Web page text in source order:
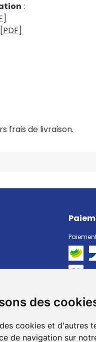
des
cookies et d'autres
de navigation sur
:
frais de livraison.